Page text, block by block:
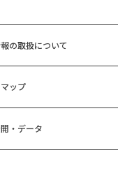
の取扱について
ップ
・データ